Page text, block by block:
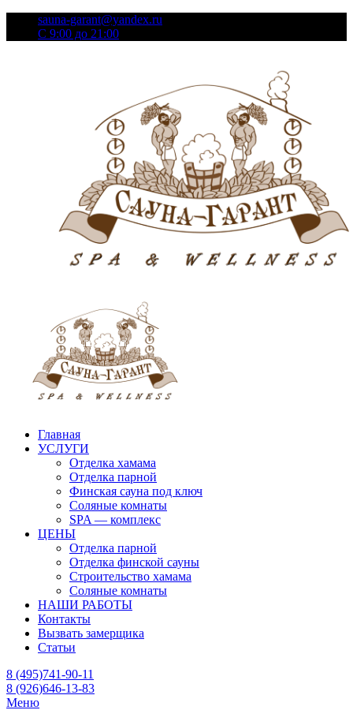
sauna-garant@yandex.ru
C 9:00 до 21:00
Главная
УСЛУГИ
Отделка хамама
Отделка парной
Финская сауна под ключ
Соляные комнаты
SPA — комплекс
ЦЕНЫ
Отделка парной
Отделка финской сауны
Строительство хамама
Соляные комнаты
НАШИ РАБОТЫ
Контакты
Вызвать замерщика
Статьи
8 (495)741-90-11
8 (926)646-13-83
Меню